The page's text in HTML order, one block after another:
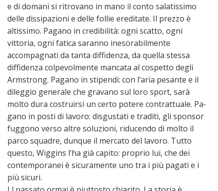
e di do­mani si ritrovano in mano il conto salatissimo
delle dissipazioni e delle follie ereditate. Il prezzo è
altissimo. Pagano in credibilità: ogni scatto, ogni
vittoria, ogni fatica saranno inesorabilmente
accompagnati da tanta diffidenza, da quella stessa
diffidenza colpevolmente mancata al cospetto degli
Arm­strong. Pagano in stipendi: con l’aria pesante e il
dileggio generale che gravano sul loro sport, sarà
molto dura costruirsi un certo potere contrattuale. Pa­
ga­no in posti di lavoro: disgustati e traditi, gli sponsor
fuggono verso altre soluzioni, riducendo di molto il
parco squadre, dunque il mercato del lavoro. Tutto
questo, Wiggins l’ha già capito: proprio lui, che dei
contemporanei è sicuramente uno tra i più pagati e i
più sicuri.